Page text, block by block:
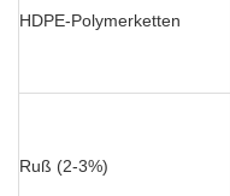
HDPE-Polymerketten
Ruß (2-3%)